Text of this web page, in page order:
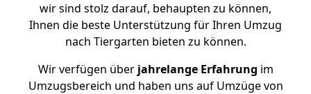
wir sind stolz darauf, behaupten zu können,
Ihnen die beste Unterstützung für Ihren Umzug
nach Tiergarten bieten zu können.
Wir verfügen überjahrelange Erfahrung im
Umzugsbereich und haben uns auf Umzüge von